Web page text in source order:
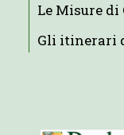
Le Misure
Gli itinerari